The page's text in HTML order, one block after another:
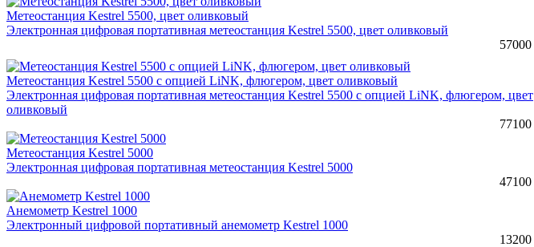
Метеостанция Kestrel 5500, цвет оливковый
Электронная цифровая портативная метеостанция Kestrel 5500, цвет оливковый
57000
Метеостанция Kestrel 5500 с опцией LiNK, флюгером, цвет оливковый
Электронная цифровая портативная метеостанция Kestrel 5500 с опцией LiNK, флюгером, цвет
оливковый
77100
Метеостанция Kestrel 5000
Электронная цифровая портативная метеостанция Kestrel 5000
47100
Анемометр Kestrel 1000
Электронный цифровой портативный анемометр Kestrel 1000
13200